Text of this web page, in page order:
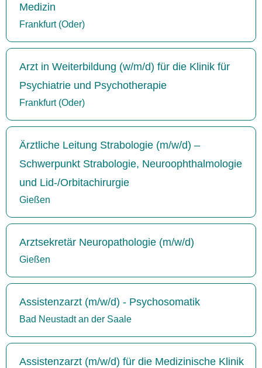
Medizin
Frankfurt (Oder)
Arzt in Weiterbildung (w/m/d) für die Klinik für
Psychiatrie und Psychotherapie
Frankfurt (Oder)
Ärztliche Leitung Strabologie (m/w/d) –
Schwerpunkt Strabologie, Neuroophthalmologie
und Lid-/Orbitachirurgie
Gießen
Arztsekretär Neuropathologie (m/w/d)
Gießen
Assistenzarzt (m/w/d) - Psychosomatik
Bad Neustadt an der Saale
Assistenzarzt (m/w/d) für die Medizinische Klinik